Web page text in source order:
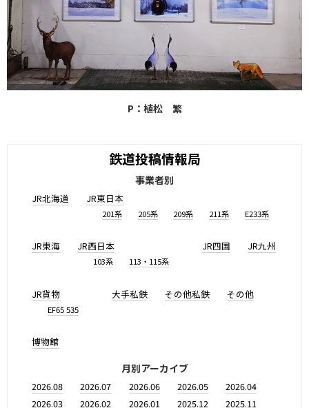
P：植松 繁
鉄道投稿情報局
事業者別
JR北海道 JR東日本
201系 205系 209系 211系 E233系
JR東海 JR西日本
103系 113・115系
JR四国 JR九州
JR貨物
EF65 535
大手私鉄 その他私鉄 その他
博物館
月別アーカイブ
2026.08 2026.07 2026.06 2026.05
2026.04
2026.03
2026.02 2026.01 2025.12
2025.11